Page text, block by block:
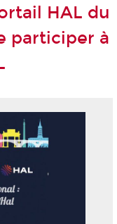
HAL du
participer à